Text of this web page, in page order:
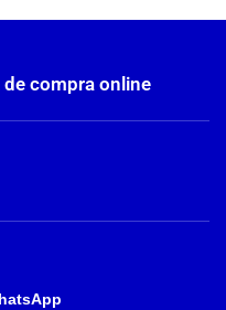
de compra online